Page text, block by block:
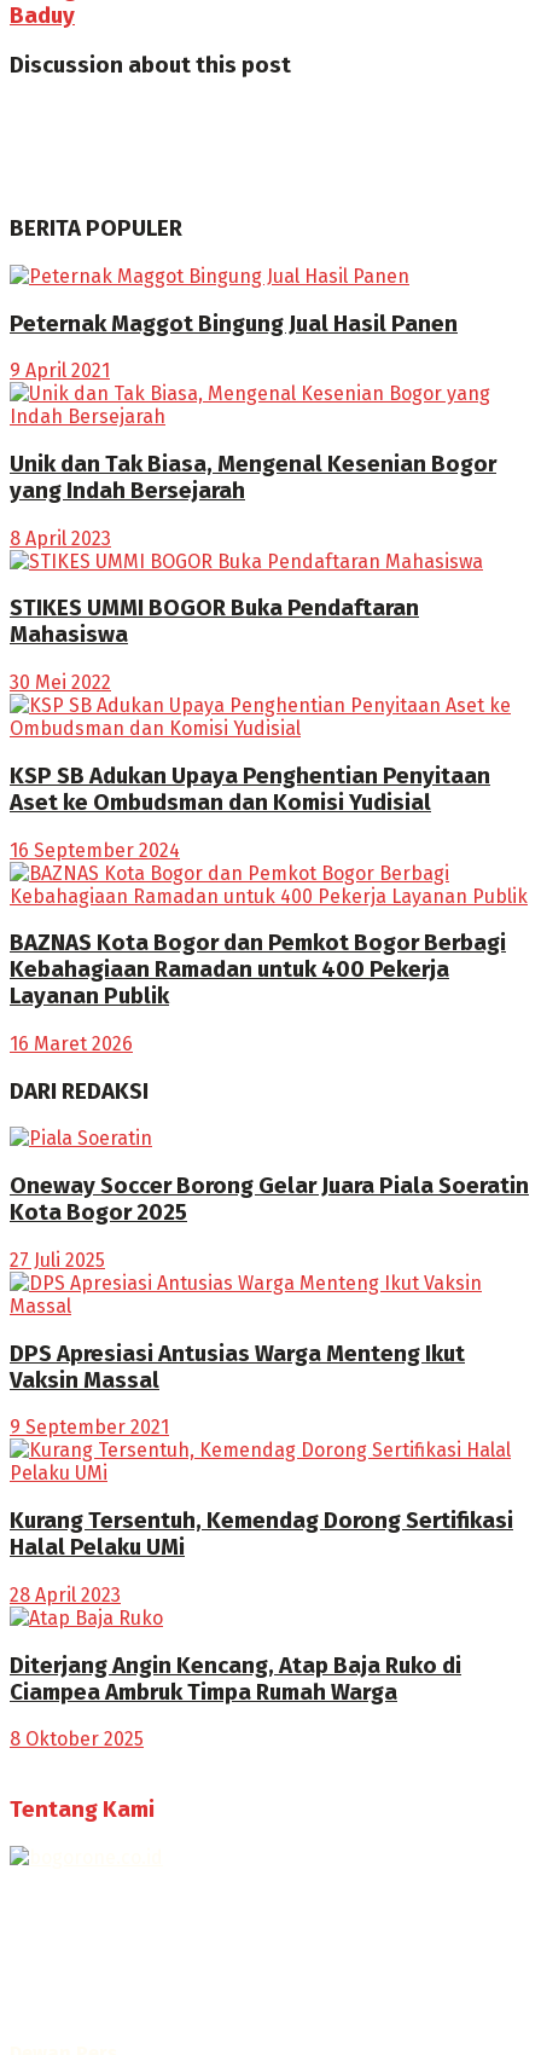
Baduy
Discussion about this post
BERITA POPULER
Peternak Maggot Bingung Jual Hasil Panen
9 April 2021
Unik dan Tak Biasa, Mengenal Kesenian Bogor
yang Indah Bersejarah
8 April 2023
STIKES UMMI BOGOR Buka Pendaftaran
Mahasiswa
30 Mei 2022
KSP SB Adukan Upaya Penghentian Penyitaan
Aset ke Ombudsman dan Komisi Yudisial
16 September 2024
BAZNAS Kota Bogor dan Pemkot Bogor Berbagi
Kebahagiaan Ramadan untuk 400 Pekerja
Layanan Publik
16 Maret 2026
DARI REDAKSI
Oneway Soccer Borong Gelar Juara Piala Soeratin
Kota Bogor 2025
27 Juli 2025
DPS Apresiasi Antusias Warga Menteng Ikut
Vaksin Massal
9 September 2021
Kurang Tersentuh, Kemendag Dorong Sertifikasi
Halal Pelaku UMi
28 April 2023
Diterjang Angin Kencang, Atap Baja Ruko di
Ciampea Ambruk Timpa Rumah Warga
8 Oktober 2025
Tentang Kami